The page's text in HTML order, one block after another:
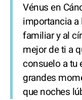
Vénus en
importancia
familiar y al
mejor de ti a
consuelo a tu
grandes
que noches